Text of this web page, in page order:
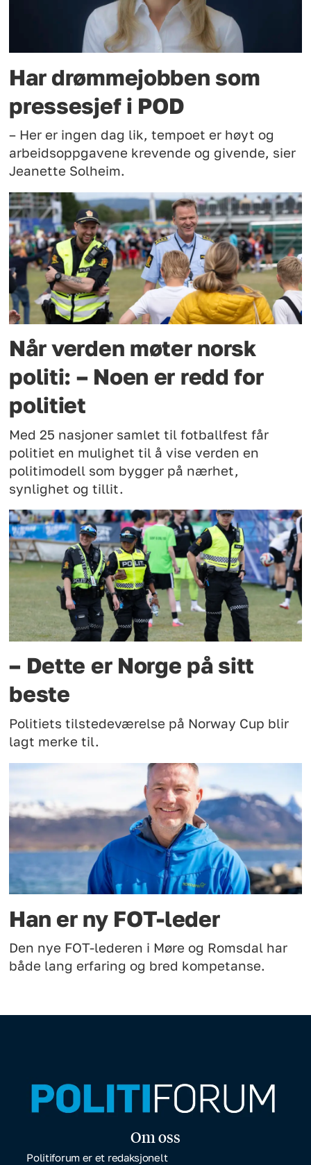
Har drømmejobben som
pressesjef i POD
– Her er ingen dag lik, tempoet er høyt og
arbeidsoppgavene krevende og givende, sier
Jeanette Solheim.
Når verden møter norsk
politi: – Noen er redd for
politiet
Med 25 nasjoner samlet til fotballfest får
politiet en mulighet til å vise verden en
politimodell som bygger på nærhet,
synlighet og tillit.
– Dette er Norge på sitt
beste
Politiets tilstedeværelse på Norway Cup blir
lagt merke til.
Han er ny FOT-leder
Den nye FOT-lederen i Møre og Romsdal har
både lang erfaring og bred kompetanse.
Om oss
Politiforum er et redaksjonelt